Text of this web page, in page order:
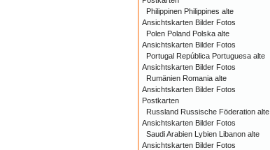
Philippinen Philippines alte
Ansichtskarten Bilder Fotos
Polen Poland Polska alte
Ansichtskarten Bilder Fotos
Portugal República Portuguesa alte
Ansichtskarten Bilder Fotos
Rumänien Romania alte
Ansichtskarten Bilder Fotos
Postkarten
Russland Russische Föderation alte
Ansichtskarten Bilder Fotos
Saudi Arabien Lybien Libanon alte
Ansichtskarten Bilder Fotos